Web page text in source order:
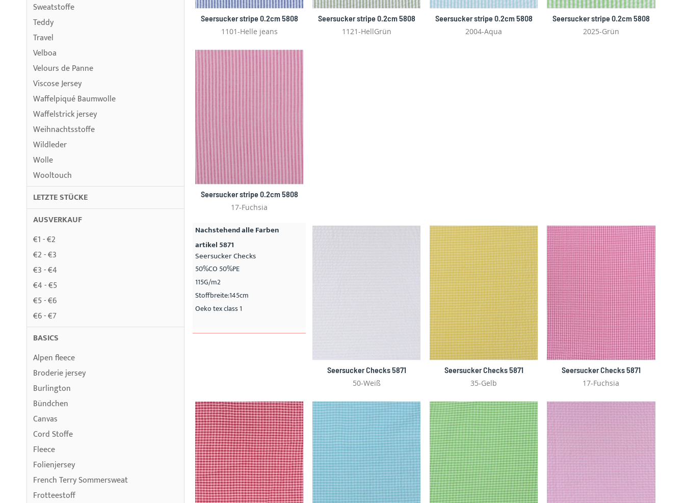
Seersucker stripe 0.2cm 5808
1101-Helle jeans
Seersucker stripe 0.2cm 5808
1121-HellGrün
Seersucker stripe 0.2cm 5808
2004-Aqua
Seersucker stripe 0.2cm 5808
2025-Grün
Seersucker stripe 0.2cm 5808
17-Fuchsia
Nachstehend alle Farben
artikel 5871
Seersucker Checks
50%CO 50%PE
115G/m2
Stoffbreite:145cm
Oeko tex class 1
Seersucker Checks 5871
50-Weiß
Seersucker Checks 5871
35-Gelb
Seersucker Checks 5871
17-Fuchsia
Sweatstoffe
Teddy
Travel
Velboa
Velours de Panne
Viscose Jersey
Waffelpiqué Baumwolle
Waffelstrick jersey
Weihnachtsstoffe
Wildleder
Wolle
Wooltouch
LETZTE STÜCKE
AUSVERKAUF
€1 - €2
€2 - €3
€3 - €4
€4 - €5
€5 - €6
€6 - €7
BASICS
Alpen fleece
Broderie jersey
Burlington
Bündchen
Canvas
Cord Stoffe
Fleece
Folienjersey
French Terry Sommersweat
Frotteestoff